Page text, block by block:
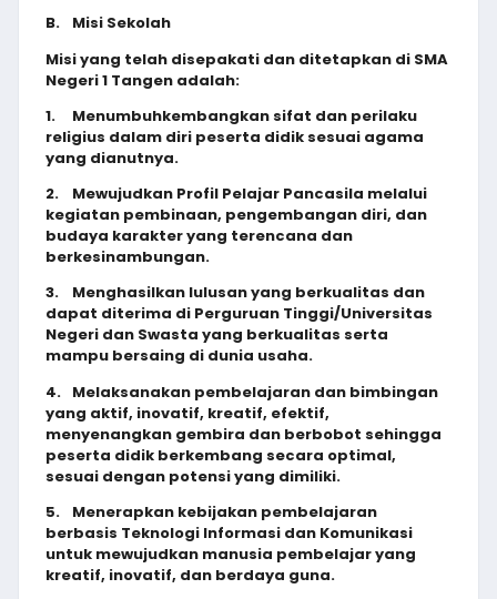
B.
Misi Sekolah
Misi yang telah disepakati dan ditetapkan di SMA
Negeri 1 Tangen adalah:
1.
Menumbuhkembangkan sifat dan perilaku
religius dalam diri peserta didik sesuai agama
yang dianutnya.
2.
Mewujudkan Profil Pelajar Pancasila melalui
kegiatan pembinaan, pengembangan diri, dan
budaya karakter yang terencana dan
berkesinambungan.
3.
Menghasilkan lulusan yang berkualitas dan
dapat diterima di Perguruan Tinggi/Universitas
Negeri dan Swasta yang berkualitas serta
mampu bersaing di dunia usaha.
4. Melaksanakan pembelajaran dan bimbingan
yang aktif, inovatif, kreatif, efektif,
menyenangkan gembira dan berbobot sehingga
peserta didik berkembang secara optimal,
sesuai dengan potensi yang dimiliki.
5.
Menerapkan kebijakan pembelajaran
berbasis Teknologi Informasi dan Komunikasi
untuk mewujudkan manusia pembelajar yang
kreatif, inovatif, dan berdaya guna.